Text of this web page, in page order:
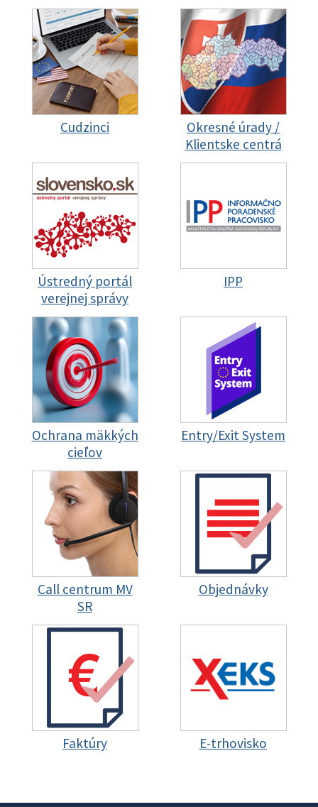
Cudzinci
Okresné úrady /
Klientske centrá
Ústredný portál
verejnej správy
IPP
Ochrana mäkkých
cieľov
Entry/Exit System
Call centrum MV
SR
Objednávky
Faktúry E-trhovisko